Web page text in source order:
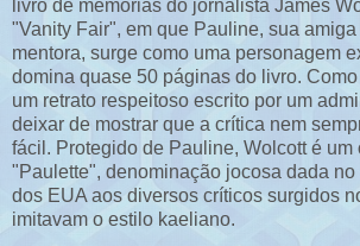
livro de memórias do jornalista James
"Vanity Fair", em que Pauline, sua
mentora, surge como uma personagem
domina quase 50 páginas do livro.
um retrato respeitoso escrito por um
deixar de mostrar que a crítica nem
fácil. Protegido de Pauline, Wolcott é um
"Paulette", denominação jocosa dada
dos EUA aos diversos críticos surgidos
imitavam o estilo kaeliano.